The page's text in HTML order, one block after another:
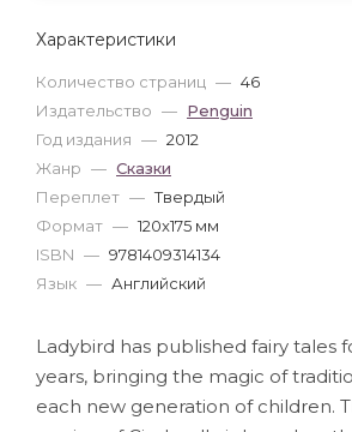
Характеристики
Количество страниц — 46
Издательство — Penguin
Год издания — 2012
Жанр — Сказки
Переплет — Твердый
Формат — 120x175 мм
ISBN — 9781409314134
Язык — Английский
Ladybird has published fairy tales
years, bringing the magic of
each new generation of children.